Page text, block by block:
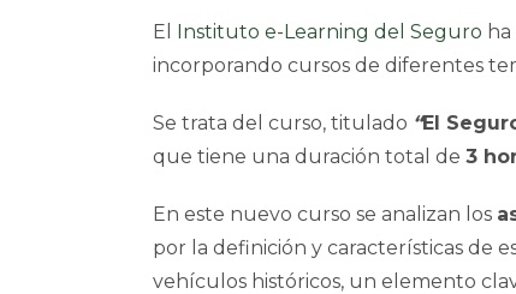
El Instituto e-Learning del Seguro
incorporando cursos de diferentes
Se trata del curso, titulado “El
que tiene una duración total de 3
En este nuevo curso se analizan los
por la definición y características de
vehículos históricos, un elemento